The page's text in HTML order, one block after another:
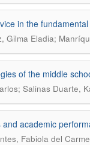
in the
Gilma Eladia;
of the middle
Salinas Duarte,
and academic
Fabiola del